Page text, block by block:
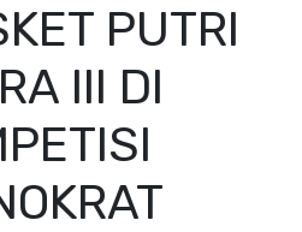
PUTRI
III DI